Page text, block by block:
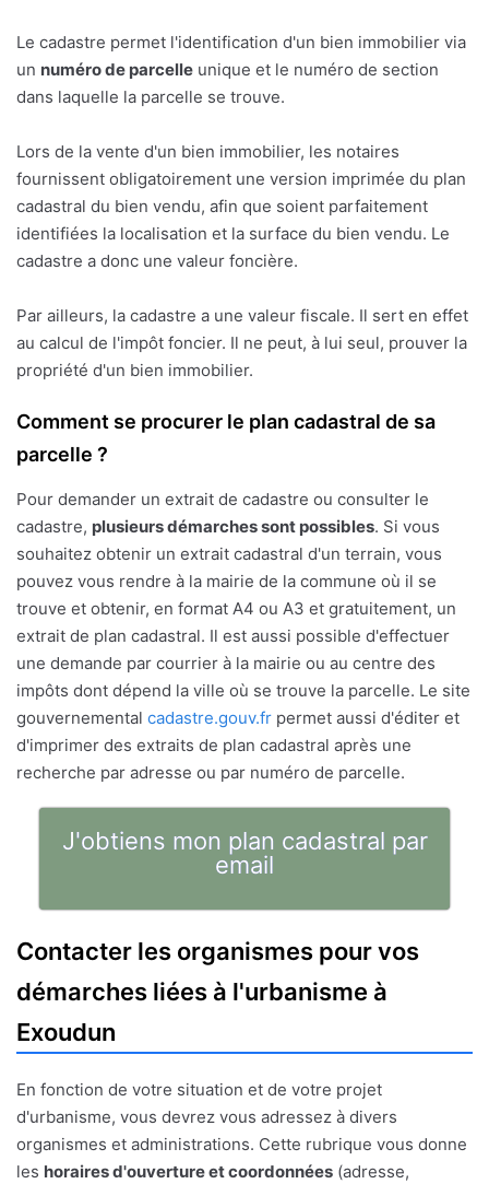
Le cadastre permet l'identification d'un bien immobilier via
un numéro de parcelle unique et le numéro de section
dans laquelle la parcelle se trouve.
Lors de la vente d'un bien immobilier, les notaires
fournissent obligatoirement une version imprimée du plan
cadastral du bien vendu, afin que soient parfaitement
identifiées la localisation et la surface du bien vendu. Le
cadastre a donc une valeur foncière.
Par ailleurs, la cadastre a une valeur fiscale. Il sert en effet
au calcul de l'impôt foncier. Il ne peut, à lui seul, prouver la
propriété d'un bien immobilier.
Comment se procurer le plan cadastral de sa
parcelle ?
Pour demander un extrait de cadastre ou consulter le
cadastre, plusieurs démarches sont possibles. Si vous
souhaitez obtenir un extrait cadastral d'un terrain, vous
pouvez vous rendre à la mairie de la commune où il se
trouve et obtenir, en format A4 ou A3 et gratuitement, un
extrait de plan cadastral. Il est aussi possible d'effectuer
une demande par courrier à la mairie ou au centre des
impôts dont dépend la ville où se trouve la parcelle. Le site
gouvernemental cadastre.gouv.fr permet aussi d'éditer et
d'imprimer des extraits de plan cadastral après une
recherche par adresse ou par numéro de parcelle.
J'obtiens mon plan cadastral par
email
Contacter les organismes pour vos
démarches liées à l'urbanisme à
Exoudun
En fonction de votre situation et de votre projet
d'urbanisme, vous devrez vous adressez à divers
organismes et administrations. Cette rubrique vous donne
les horaires d'ouverture et coordonnées (adresse,